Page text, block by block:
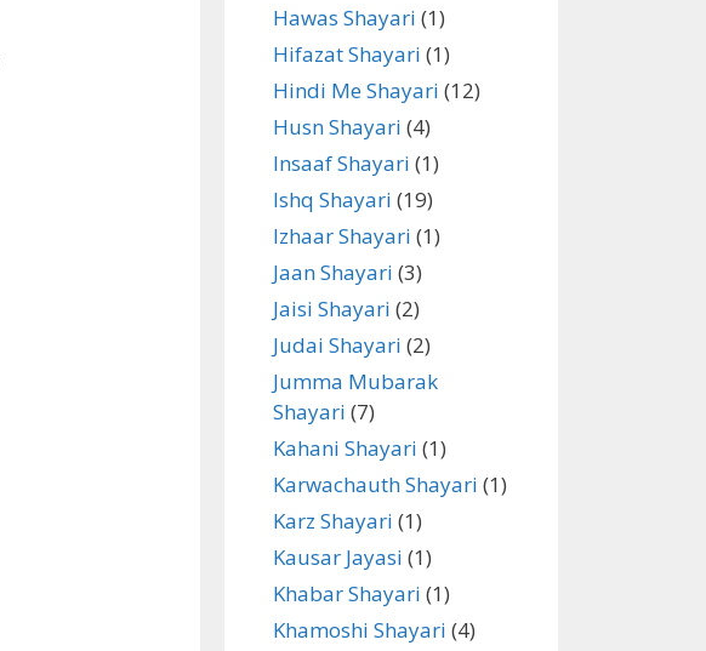
Hawas Shayari (1)
Hifazat Shayari (1)
Hindi Me Shayari (12)
Husn Shayari (4)
Insaaf Shayari (1)
Ishq Shayari (19)
Izhaar Shayari (1)
Jaan Shayari (3)
Jaisi Shayari (2)
Judai Shayari (2)
Jumma Mubarak
Shayari (7)
Kahani Shayari (1)
Karwachauth Shayari (1)
Karz Shayari (1)
Kausar Jayasi (1)
Khabar Shayari (1)
Khamoshi Shayari (4)